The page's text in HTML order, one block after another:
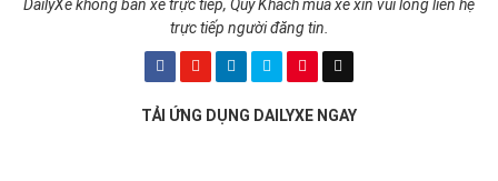
DailyXe không bán xe trực tiếp, Quý Khách mua xe xin vui lòng liên hệ
trực tiếp người đăng tin.
TẢI ỨNG DỤNG DAILYXE NGAY